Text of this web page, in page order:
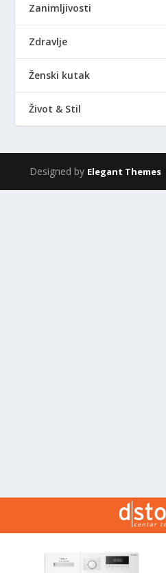
Zanimljivosti
Zdravlje
Ženski kutak
Život & Stil
Designed by Elegant Themes